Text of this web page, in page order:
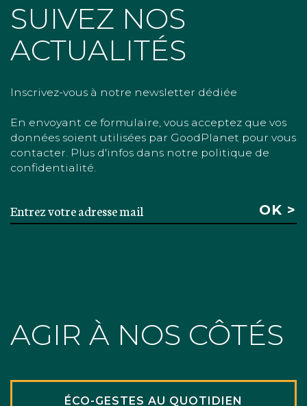
SUIVEZ NOS
ACTUALITÉS
Inscrivez-vous à notre newsletter dédiée
En envoyant ce formulaire, vous acceptez que vos
données soient utilisées par GoodPlanet pour vous
contacter. Plus d'infos dans notre politique de
confidentialité.
AGIR À NOS CÔTÉS
ÉCO-GESTES AU QUOTIDIEN